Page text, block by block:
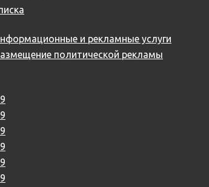
и рекламные услуги
политической рекламы